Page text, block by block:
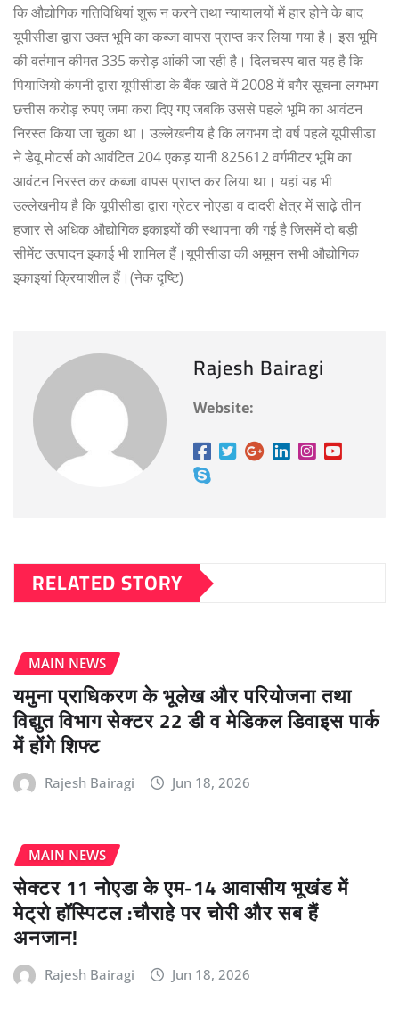
कि औद्योगिक गतिविधियां शुरू न करने तथा न्यायालयों में हार होने के बाद
यूपीसीडा द्वारा उक्त भूमि का कब्जा वापस प्राप्त कर लिया गया है। इस भूमि
की वर्तमान कीमत 335 करोड़ आंकी जा रही है। दिलचस्प बात यह है कि
पियाजियो कंपनी द्वारा यूपीसीडा के बैंक खाते में 2008 में बगैर सूचना लगभग
छत्तीस करोड़ रुपए जमा करा दिए गए जबकि उससे पहले भूमि का आवंटन
निरस्त किया जा चुका था। उल्लेखनीय है कि लगभग दो वर्ष पहले यूपीसीडा
ने डेवू मोटर्स को आवंटित 204 एकड़ यानी 825612 वर्गमीटर भूमि का
आवंटन निरस्त कर कब्जा वापस प्राप्त कर लिया था। यहां यह भी
उल्लेखनीय है कि यूपीसीडा द्वारा ग्रेटर नोएडा व दादरी क्षेत्र में साढ़े तीन
हजार से अधिक औद्योगिक इकाइयों की स्थापना की गई है जिसमें दो बड़ी
सीमेंट उत्पादन इकाई भी शामिल हैं।यूपीसीडा की अमूमन सभी औद्योगिक
इकाइयां क्रियाशील हैं।(नेक दृष्टि)
Rajesh Bairagi
Website:
RELATED STORY
MAIN NEWS
यमुना प्राधिकरण के भूलेख और परियोजना तथा
विद्युत विभाग सेक्टर 22 डी व मेडिकल डिवाइस पार्क
में होंगे शिफ्ट
Rajesh Bairagi Jun 18, 2026
MAIN NEWS
सेक्टर 11 नोएडा के एम-14 आवासीय भूखंड में
मेट्रो हॉस्पिटल :चौराहे पर चोरी और सब हैं
अनजान!
Rajesh Bairagi Jun 18, 2026